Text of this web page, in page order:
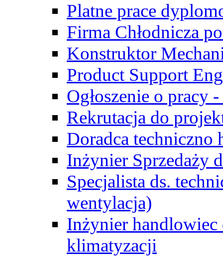
Platne prace
Firma Chłodnicza
Konstruktor
Product Support
Ogłoszenie o pracy
Rekrutacja do
Doradca techniczno
Inżynier Sprzedaży
Specjalista ds.
wentylacja)
Inżynier handlowiec
klimatyzacji